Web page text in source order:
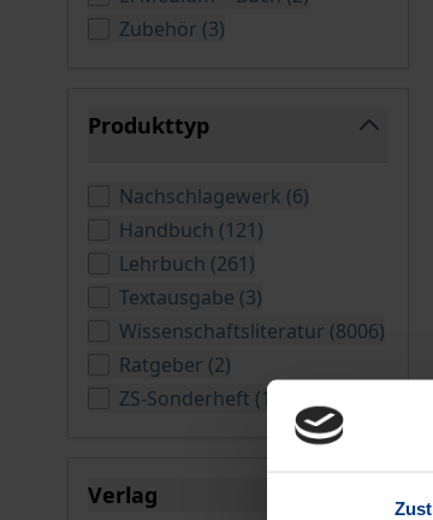
Zubehör (3verfügbare Produkte
)
Produkttyp
Nachschlagewerk (6verfügbare
)
Handbuch (121verfügbare
)
Lehrbuch (261verfügbare Produkte
)
Textausgabe (3verfügbare Produkte
)
Wissenschaftsliteratur (8006)
Ratgeber (2verfügbare Produkte
)
ZS-Sonderheft (117
Verlag